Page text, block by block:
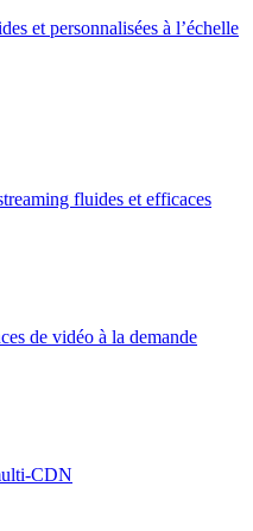
et personnalisées à l’échelle
fluides et efficaces
de vidéo à la demande
CDN